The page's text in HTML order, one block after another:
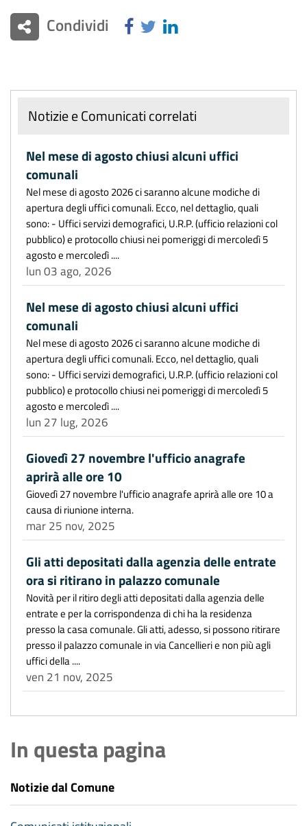
Condividi
Notizie e Comunicati correlati
Nel mese di agosto chiusi alcuni uffici
comunali
Nel mese di agosto 2026 ci saranno alcune modiche di
apertura degli uffici comunali. Ecco, nel dettaglio, quali
sono: - Uffici servizi demografici, U.R.P. (ufficio relazioni col
pubblico) e protocollo chiusi nei pomeriggi di mercoledì 5
agosto e mercoledì ....
lun 03 ago, 2026
Nel mese di agosto chiusi alcuni uffici
comunali
Nel mese di agosto 2026 ci saranno alcune modiche di
apertura degli uffici comunali. Ecco, nel dettaglio, quali
sono: - Uffici servizi demografici, U.R.P. (ufficio relazioni col
pubblico) e protocollo chiusi nei pomeriggi di mercoledì 5
agosto e mercoledì ....
lun 27 lug, 2026
Giovedì 27 novembre l'ufficio anagrafe
aprirà alle ore 10
Giovedì 27 novembre l'ufficio anagrafe aprirà alle ore 10 a
causa di riunione interna.
mar 25 nov, 2025
Gli atti depositati dalla agenzia delle entrate
ora si ritirano in palazzo comunale
Novità per il ritiro degli atti depositati dalla agenzia delle
entrate e per la corrispondenza di chi ha la residenza
presso la casa comunale. Gli atti, adesso, si possono ritirare
presso il palazzo comunale in via Cancellieri e non più agli
uffici della ....
ven 21 nov, 2025
In questa pagina
Notizie dal Comune